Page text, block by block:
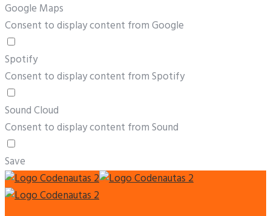
Google Maps
Consent to display content from Google
Spotify
Consent to display content from Spotify
Sound Cloud
Consent to display content from Sound
Save